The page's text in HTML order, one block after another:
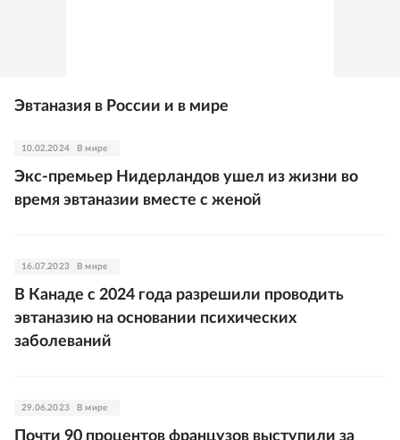
Эвтаназия в России и в мире
10.02.2024 В мире
Экс-премьер Нидерландов ушел из жизни во
время эвтаназии вместе с женой
16.07.2023 В мире
В Канаде с 2024 года разрешили проводить
эвтаназию на основании психических
заболеваний
29.06.2023 В мире
Почти 90 процентов французов выступили за